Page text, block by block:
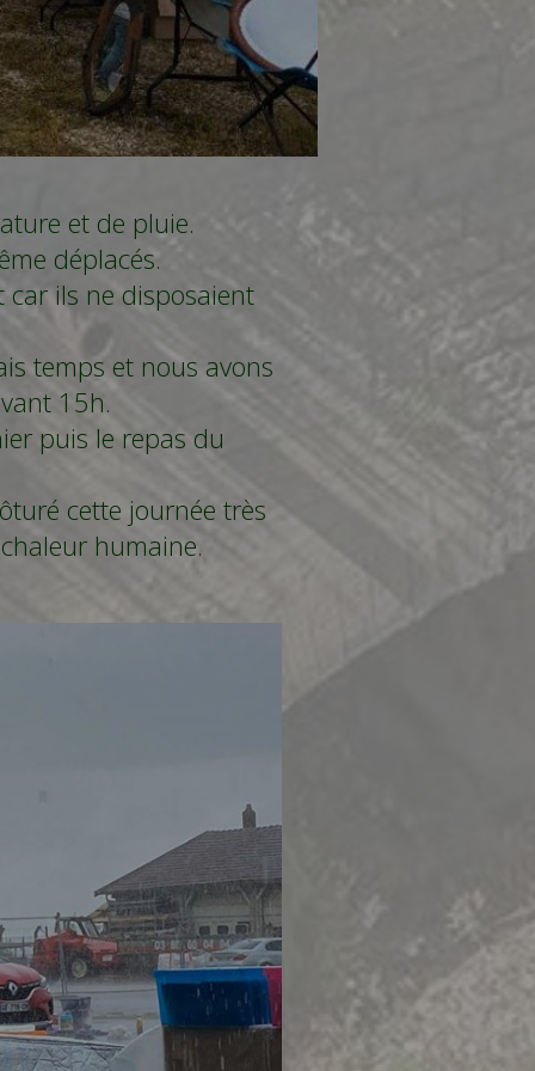
et de pluie.
déplacés.
car ils ne disposaient
temps et nous avons
15h.
puis le repas du
cette journée très
humaine.